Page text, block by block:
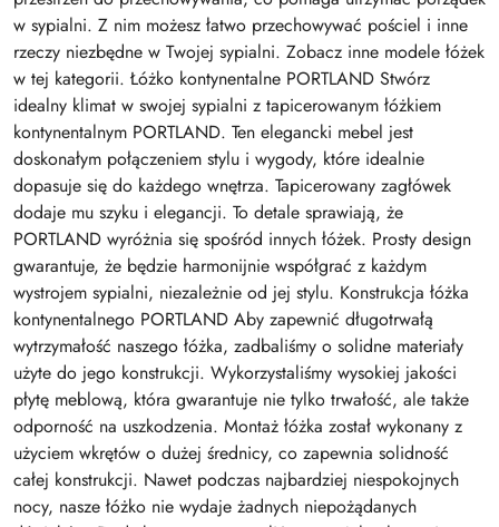
w sypialni. Z nim możesz łatwo przechowywać pościel i inne
rzeczy niezbędne w Twojej sypialni. Zobacz inne modele łóżek
w tej kategorii. Łóżko kontynentalne PORTLAND Stwórz
idealny klimat w swojej sypialni z tapicerowanym łóżkiem
kontynentalnym PORTLAND. Ten elegancki mebel jest
doskonałym połączeniem stylu i wygody, które idealnie
dopasuje się do każdego wnętrza. Tapicerowany zagłówek
dodaje mu szyku i elegancji. To detale sprawiają, że
PORTLAND wyróżnia się spośród innych łóżek. Prosty design
gwarantuje, że będzie harmonijnie współgrać z każdym
wystrojem sypialni, niezależnie od jej stylu. Konstrukcja łóżka
kontynentalnego PORTLAND Aby zapewnić długotrwałą
wytrzymałość naszego łóżka, zadbaliśmy o solidne materiały
użyte do jego konstrukcji. Wykorzystaliśmy wysokiej jakości
płytę meblową, która gwarantuje nie tylko trwałość, ale także
odporność na uszkodzenia. Montaż łóżka został wykonany z
użyciem wkrętów o dużej średnicy, co zapewnia solidność
całej konstrukcji. Nawet podczas najbardziej niespokojnych
nocy, nasze łóżko nie wydaje żadnych niepożądanych